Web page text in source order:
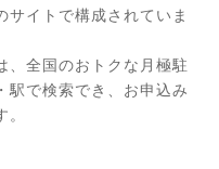
サイトで構成されていま
、全国のおトクな月極駐
駅で検索でき、お申込み